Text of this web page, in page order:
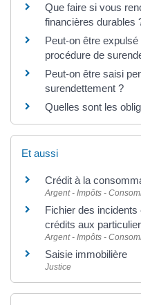
Que faire si vous
financières durables
Peut-on être
procédure de
Peut-on être saisi
surendettement ?
Quelles sont les
Et aussi
Crédit à la
Argent - Impôts -
Fichier des
crédits aux
Argent - Impôts -
Saisie immobilière
Justice